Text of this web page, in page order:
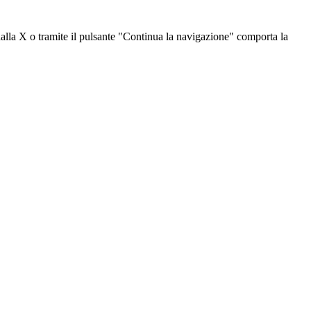
X o tramite il pulsante "Continua la navigazione" comporta la